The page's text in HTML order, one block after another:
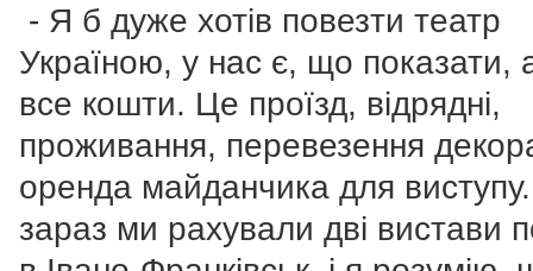
- Я б дуже хотів повезти театр
Україною, у нас є, що показати,
все кошти. Це проїзд, відрядні,
проживання, перевезення
оренда майданчика для
зараз ми рахували дві вистави